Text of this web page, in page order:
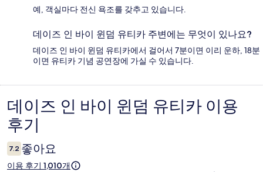
예, 객실마다 전신 욕조를 갖추고 있습니다.
데이즈 인 바이 윈덤 유티카 주변에는 무엇이 있나요?
데이즈 인 바이 윈덤 유티카에서 걸어서 7분이면 이리 운하, 18분
이면 유티카 기념 공연장에 가실 수 있습니다.
이
용
후
기
데이즈 인 바이 윈덤 유티카 이용
후기
7.2 좋아요
이용 후기 1,010개